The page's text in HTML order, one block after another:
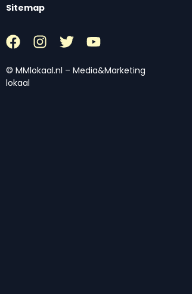
Sitemap
© MMlokaal.nl – Media&Marketing
lokaal